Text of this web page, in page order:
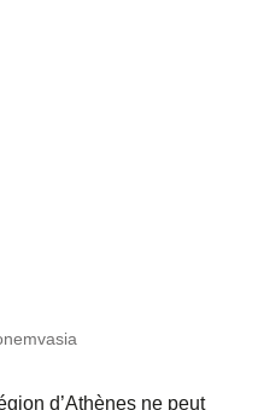
d’Athènes ne peut